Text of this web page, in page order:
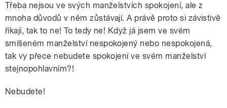
Třeba nejsou ve svých manželstvích spokojení, ale z
mnoha důvodů v něm zůstávají. A právě proto si závistivě
říkají, tak to ne! To tedy ne! Když já jsem ve svém
smíšeném manželství nespokojený nebo nespokojená,
tak vy přece nebudete spokojení ve svém manželství
stejnopohlavním?!
Nebudete!